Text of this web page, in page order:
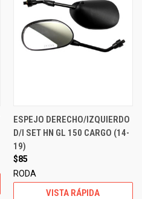
ESPEJO DERECHO/IZQUIERDO
D/I SET HN GL 150 CARGO (14-
19)
$85
RODA
VISTA RÁPIDA